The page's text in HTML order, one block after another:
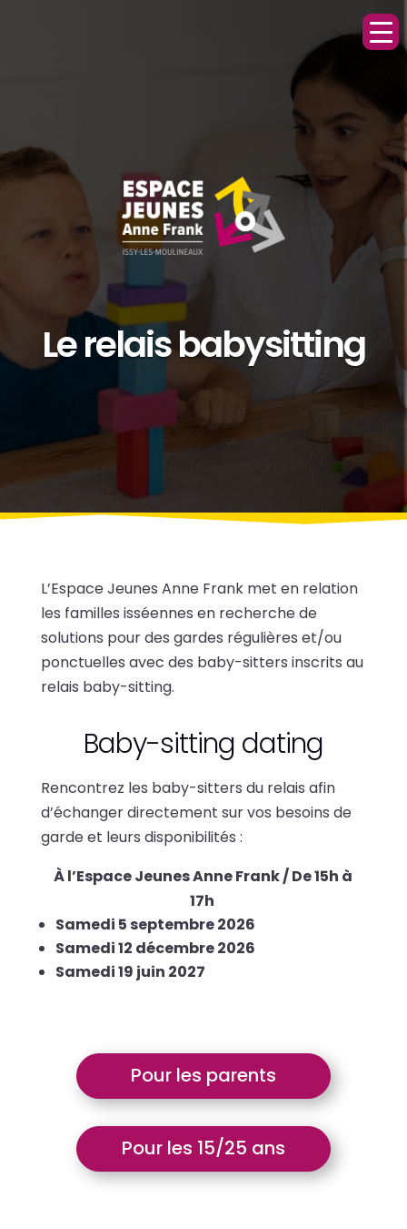
Le relais babysitting
L’Espace Jeunes Anne Frank met en relation
les familles isséennes en recherche de
solutions pour des gardes régulières et/ou
ponctuelles avec des baby-sitters inscrits au
relais baby-sitting.
Baby-sitting dating
Rencontrez les baby-sitters du relais afin
d’échanger directement sur vos besoins de
garde et leurs disponibilités :
À l’Espace Jeunes Anne Frank / De 15h à
17h
Samedi 5 septembre 2026
Samedi 12 décembre 2026
Samedi 19 juin 2027
Pour les parents
Pour les 15/25 ans